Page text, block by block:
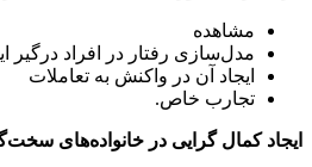
مشاهده
مدل‌سازی رفتار در افراد درگیر
ایجاد آن در واکنش به تعاملات
تجارب خاص.
ایجاد کمال گرایی در خانواده‌های